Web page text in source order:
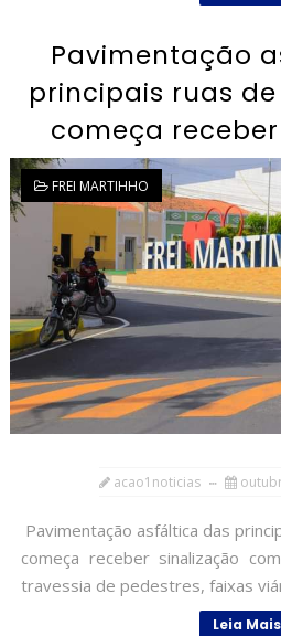
Pavimentação
principais ruas
começa
FREI MARTIHHO
acao1noticias
Pavimentação asfáltica das
começa receber sinalização
travessia de pedestres, faixas
Leia Mais